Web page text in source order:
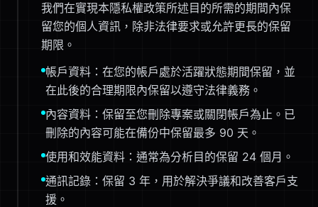
我們在實現本隱私權政策所述目的所需的期間內保
留您的個人資訊，除非法律要求或允許更長的保留
期限。
帳戶資料：在您的帳戶處於活躍狀態期間保留，並
在此後的合理期限內保留以遵守法律義務。
內容資料：保留至您刪除專案或關閉帳戶為止。已
刪除的內容可能在備份中保留最多 90 天。
使用和效能資料：通常為分析目的保留 24 個月。
通訊記錄：保留 3 年，用於解決爭議和改善客戶支
援。